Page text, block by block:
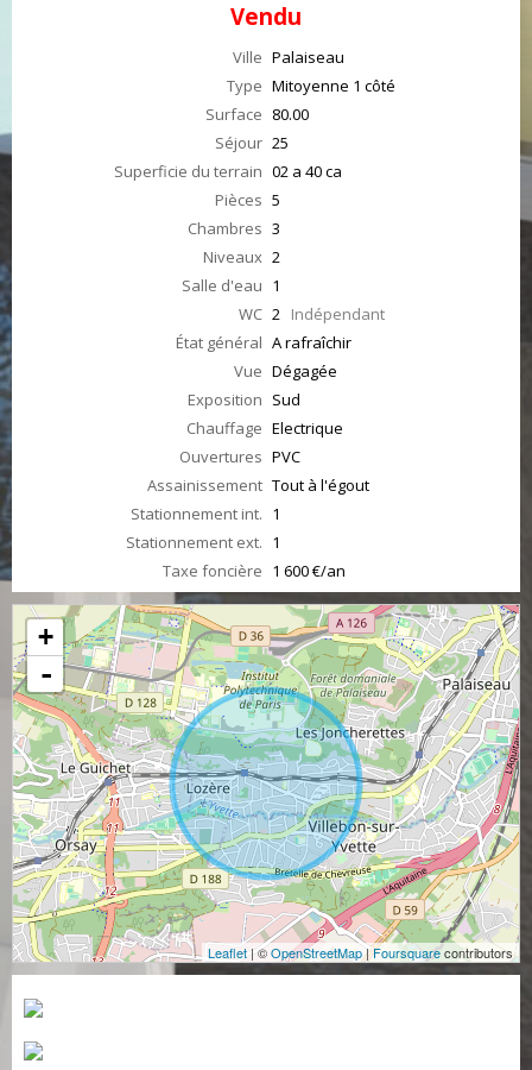
Vendu
Ville Palaiseau
Type Mitoyenne 1 côté
Surface 80.00
Séjour 25
Superficie du terrain 02 a 40 ca
Pièces 5
Chambres 3
Niveaux 2
Salle d'eau 1
WC 2 Indépendant
État général A rafraîchir
Vue Dégagée
Exposition Sud
Chauffage Electrique
Ouvertures PVC
Assainissement Tout à l'égout
Stationnement int. 1
Stationnement ext. 1
Taxe foncière 1 600 €/an
+
-
Leaflet | ©OpenStreetMap|Foursquarecontributors